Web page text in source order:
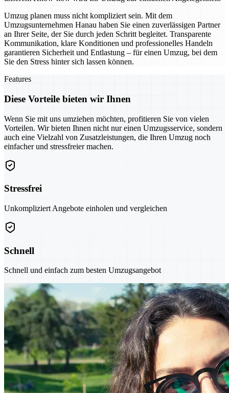
Umzug planen muss nicht kompliziert sein. Mit dem
Umzugsunternehmen Hanau haben Sie einen zuverlässigen Partner
an Ihrer Seite, der Sie durch jeden Schritt begleitet. Transparente
Kommunikation, klare Konditionen und professionelles Handeln
garantieren Sicherheit und Entlastung – für einen Umzug, bei dem
Sie den Stress hinter sich lassen können.
Features
Diese Vorteile bieten wir Ihnen
Wenn Sie mit uns umziehen möchten, profitieren Sie von vielen
Vorteilen. Wir bieten Ihnen nicht nur einen Umzugsservice, sondern
auch eine Vielzahl von Zusatzleistungen, die Ihren Umzug noch
einfacher und stressfreier machen.
Stressfrei
Unkompliziert Angebote einholen und vergleichen
Schnell
Schnell und einfach zum besten Umzugsangebot